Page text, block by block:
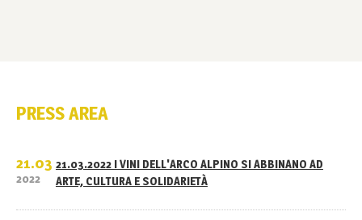
PRESS AREA
21.03
2022
21.03.2022 I VINI DELL'ARCO ALPINO SI ABBINANO AD
ARTE, CULTURA E SOLIDARIETÀ